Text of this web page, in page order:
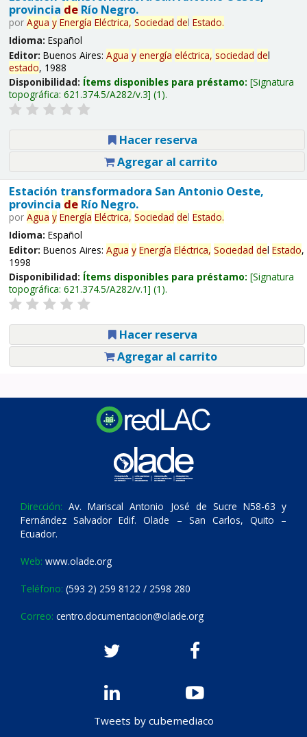
provincia deRío Negro.
por Agua y Energía Eléctrica, Sociedad del Estado.
Idioma: Español
Editor: Buenos Aires: Agua y energía eléctrica, sociedad del
estado, 1988
Disponibilidad: Ítems disponibles para préstamo: Signatura
topográfica: 621.374.5/A282/v.3 (1).
Hacer reserva
Agregar al carrito
Estación transformadora San Antonio Oeste,
provincia deRío Negro.
por Agua y Energía Eléctrica, Sociedad del Estado.
Idioma: Español
Editor: Buenos Aires: Agua y Energía Eléctrica, Sociedad del Estado,
1998
Disponibilidad: Ítems disponibles para préstamo: Signatura
topográfica: 621.374.5/A282/v.1 (1).
Hacer reserva
Agregar al carrito
Dirección: Av. Mariscal Antonio José de Sucre N58-63 y
Fernández Salvador Edif. Olade – San Carlos, Quito –
Ecuador.
Web: www.olade.org
Teléfono: (593 2) 259 8122 / 2598 280
Correo: centro.documentacion@olade.org
Tweets by cubemediaco